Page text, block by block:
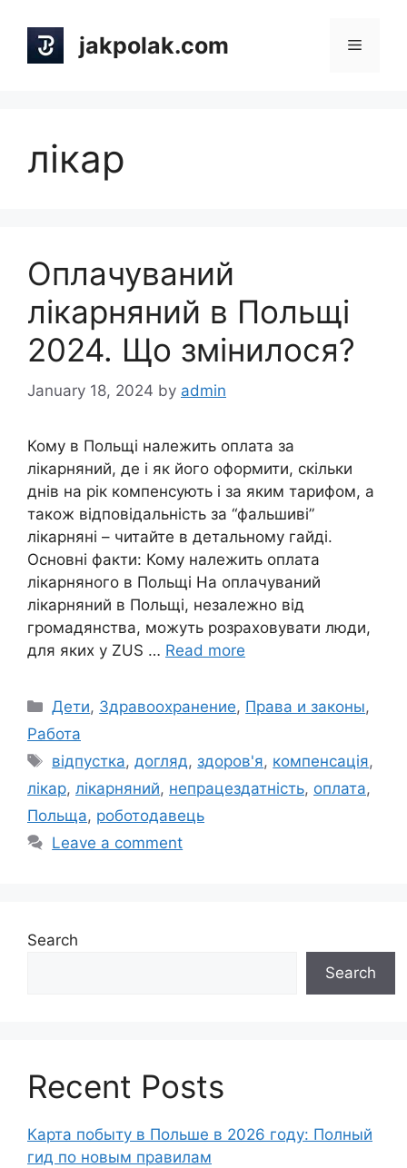
content
jakpolak.com Menu
лікар
Оплачуваний
лікарняний в Польщі
2024. Що змінилося?
January 18, 2024 by admin
Кому в Польщі належить оплата за
лікарняний, де і як його оформити, скільки
днів на рік компенсують і за яким тарифом, а
також відповідальність за “фальшиві”
лікарняні – читайте в детальному гайді.
Основні факти: Кому належить оплата
лікарняного в Польщі На оплачуваний
лікарняний в Польщі, незалежно від
громадянства, можуть розраховувати люди,
для яких у ZUS … Read more
Categories
Дети, Здравоохранение, Права и законы,
Работа
Tags
відпустка,догляд, здоров'я, компенсація,
лікар, лікарняний, непрацездатність, оплата,
Польща, роботодавець
Leave a comment
Search
Search
Recent Posts
Карта побыту в Польше в 2026 году: Полный
гид по новым правилам